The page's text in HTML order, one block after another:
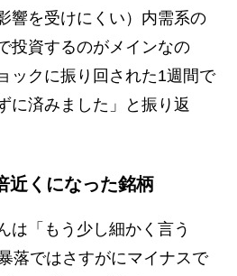
響を受けにくい）内需系の
投資するのがメインなの
ックに振り回された1週間で
に済みました」と振り返
近くになった銘柄
「もう少し細かく言う
落ではさすがにマイナスで